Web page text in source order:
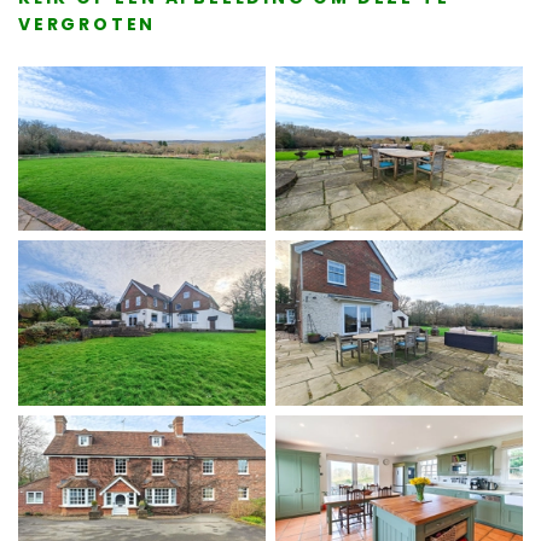
VERGROTEN